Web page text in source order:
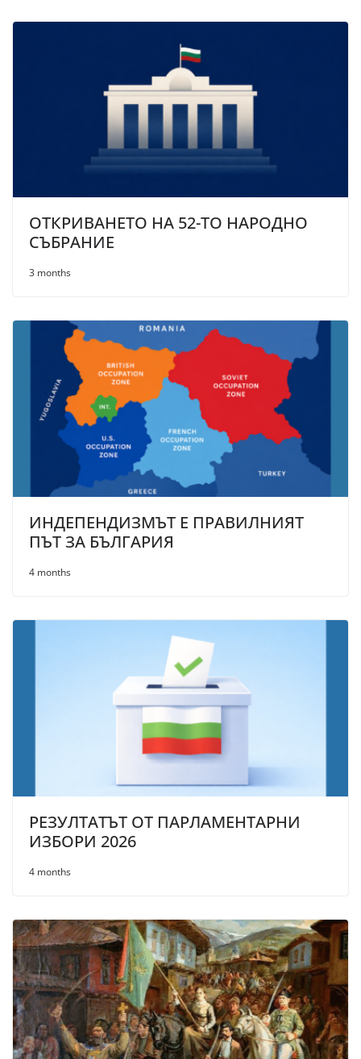
ОТКРИВАНЕТО НА 52-ТО НАРОДНО
СЪБРАНИЕ
3 months
ИНДЕПЕНДИЗМЪТ Е ПРАВИЛНИЯТ
ПЪТ ЗА БЪЛГАРИЯ
4 months
РЕЗУЛТАТЪТ ОТ ПАРЛАМЕНТАРНИ
ИЗБОРИ 2026
4 months